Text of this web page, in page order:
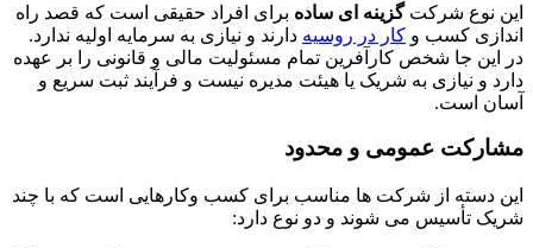
این نوع شرکتگزینه ‌ای ساده برای افراد حقیقی است که قصد راه
‌اندازی کسب ‌و کار در روسیه دارند و نیازی به سرمایه اولیه ندارد.
در این جا شخص کارآفرین تمام مسئولیت مالی و قانونی را بر عهده
دارد و نیازی به شریک یا هیئت ‌مدیره نیست و فرآیند ثبت سریع و
آسان است.
مشارکت عمومی و محدود
این دسته از شرکت ها مناسب برای کسب ‌وکارهایی است که با چند
شریک تأسیس می‌ شوند و دو نوع دارد: